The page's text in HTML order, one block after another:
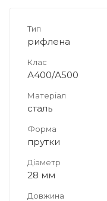
Тип
рифлена
Клас
А400/А500
Матеріал
сталь
Форма
прутки
Діаметр
28 мм
Довжина